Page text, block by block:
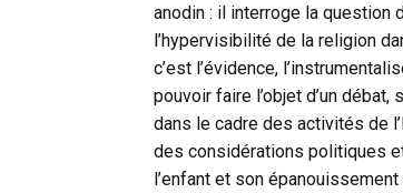
anodin : il interroge la question
l’hypervisibilité de la religion
c’est l’évidence,
pouvoir faire l’objet d’un
dans le cadre des activités de
des considérations politiques
l’enfant et son